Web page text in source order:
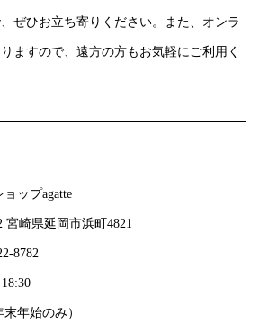
ぜひお立ち寄りください。また、オンラ
ますので、遠方の方もお気軽にご利用く
ョップagatte
宮崎県延岡市浜町4821
8782
18:30
末年始のみ）